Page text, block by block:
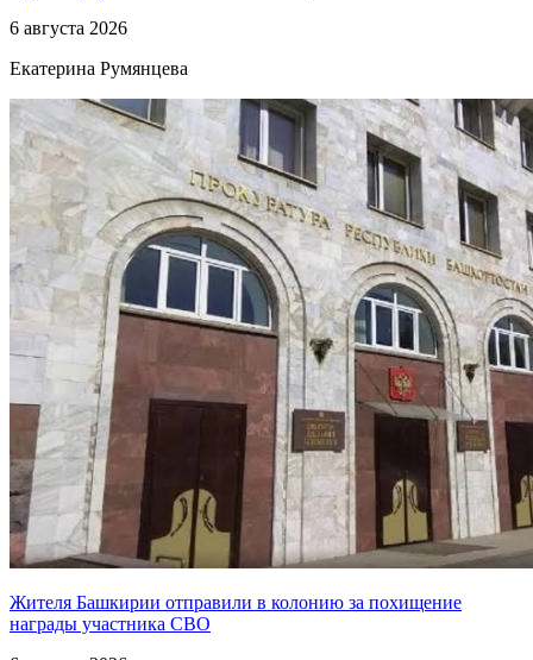
6 августа 2026
Екатерина Румянцева
Жителя Башкирии отправили в колонию за похищение
награды участника СВО